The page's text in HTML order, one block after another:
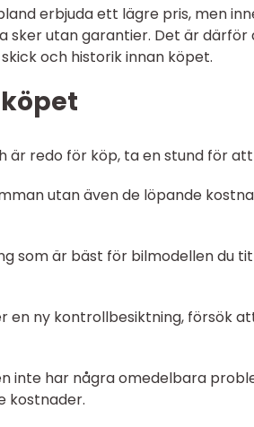
erbjuda ett lägre pris, men
sker utan garantier. Det är
och historik innan köpet.
är redo för köp, ta en stund för
utan även de löpande
som är bäst för bilmodellen du
en ny kontrollbesiktning, försök
inte har några omedelbara
kostnader.